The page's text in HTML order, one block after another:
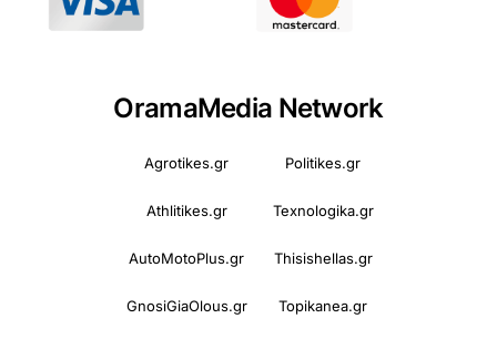
OramaMedia Network
Agrotikes.gr Politikes.gr
Athlitikes.gr Texnologika.gr
AutoMotoPlus.gr Thisishellas.gr
GnosiGiaOlous.gr Topikanea.gr